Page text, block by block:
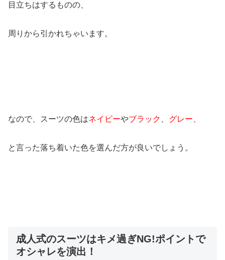
目立ちはするものの、
周りから引かれちゃいます。
なので、スーツの色はネイビーやブラック 、 グレー、
と言った落ち着いた色を選んだ方が良いでしょう。
成人式のスーツはキメ過ぎNG!ポイントで
オシャレを演出！